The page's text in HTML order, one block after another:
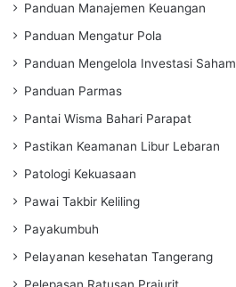
Panduan Manajemen Keuangan
Panduan Mengatur Pola
Panduan Mengelola Investasi Saham
Panduan Parmas
Pantai Wisma Bahari Parapat
Pastikan Keamanan Libur Lebaran
Patologi Kekuasaan
Pawai Takbir Keliling
Payakumbuh
Pelayanan kesehatan Tangerang